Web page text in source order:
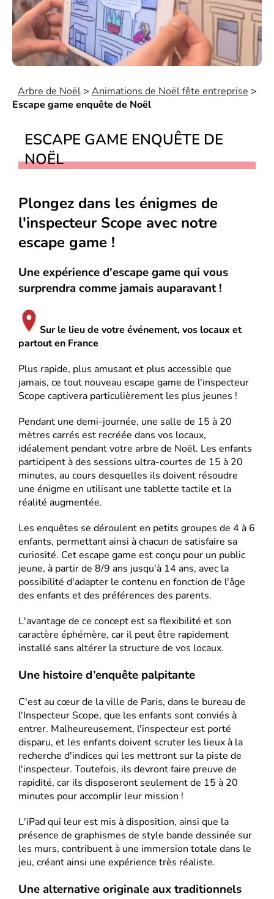
Arbre de Noël> Animations de Noël fête entreprise >
Escape game enquête de Noël
ESCAPE GAME ENQUÊTE DE
NOËL
Plongez dans les énigmes de
l'inspecteur Scope avec notre
escape game !
Une expérience d'escape game qui vous
surprendra comme jamais auparavant !
Sur le lieu de votre événement, vos locaux et
partout en France
Plus rapide, plus amusant et plus accessible que
jamais, ce tout nouveau escape game de l'inspecteur
Scope captivera particulièrement les plus jeunes !
Pendant une demi-journée, une salle de 15 à 20
mètres carrés est recréée dans vos locaux,
idéalement pendant votre arbre de Noël. Les enfants
participent à des sessions ultra-courtes de 15 à 20
minutes, au cours desquelles ils doivent résoudre
une énigme en utilisant une tablette tactile et la
réalité augmentée.
Les enquêtes se déroulent en petits groupes de 4 à 6
enfants, permettant ainsi à chacun de satisfaire sa
curiosité. Cet escape game est conçu pour un public
jeune, à partir de 8/9 ans jusqu'à 14 ans, avec la
possibilité d'adapter le contenu en fonction de l'âge
des enfants et des préférences des parents.
L'avantage de ce concept est sa flexibilité et son
caractère éphémère, car il peut être rapidement
installé sans altérer la structure de vos locaux.
Une histoire d’enquête palpitante
C'est au cœur de la ville de Paris, dans le bureau de
l'Inspecteur Scope, que les enfants sont conviés à
entrer. Malheureusement, l'inspecteur est porté
disparu, et les enfants doivent scruter les lieux à la
recherche d'indices qui les mettront sur la piste de
l'inspecteur. Toutefois, ils devront faire preuve de
rapidité, car ils disposeront seulement de 15 à 20
minutes pour accomplir leur mission !
L'iPad qui leur est mis à disposition, ainsi que la
présence de graphismes de style bande dessinée sur
les murs, contribuent à une immersion totale dans le
jeu, créant ainsi une expérience très réaliste.
Une alternative originale aux traditionnels